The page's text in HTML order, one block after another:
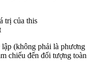
trị của this
(không phải là phương
chiếu đến đối tượng toàn